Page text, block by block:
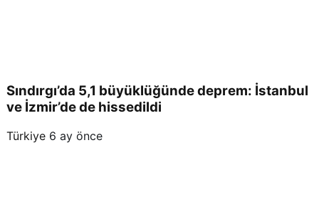
Sındırgı’da 5,1 büyüklüğünde deprem: İstanbul
ve İzmir’de de hissedildi
Türkiye 6 ay önce